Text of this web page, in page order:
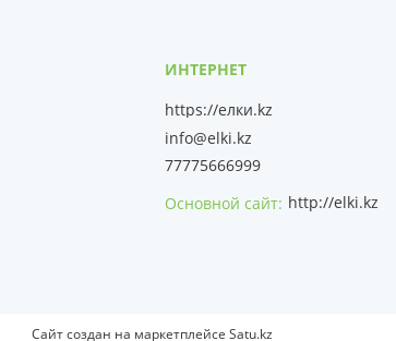
https://елки.kz
info@elki.kz
77775666999
Основной сайт http://elki.kz
Сайт создан на маркетплейсе Satu.kz